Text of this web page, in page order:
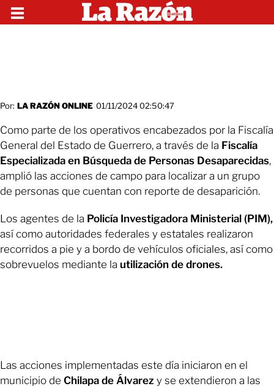
Por: LA RAZÓN ONLINE 01/11/2024 02:50:47
Como parte de los operativos encabezados por la Fiscalía
General del Estado de Guerrero, a través de la Fiscalía
Especializada en Búsqueda de Personas Desaparecidas,
amplió las acciones de campo para localizar a un grupo
de personas que cuentan con reporte de desaparición.
Los agentes de la Policía Investigadora Ministerial (PIM),
así como autoridades federales y estatales realizaron
recorridos a pie y a bordo de vehículos oficiales, así como
sobrevuelos mediante la utilización de drones.
Las acciones implementadas este día iniciaron en el
municipio de Chilapa de Álvarez y se extendieron a las